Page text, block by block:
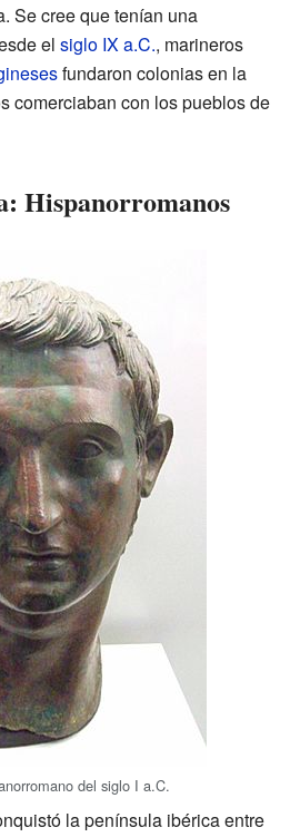
Se cree que tenían una
el siglo IX a.C., marineros
fundaron colonias en la
comerciaban con los pueblos de
Hispanorromanos
del siglo I a.C.
la península ibérica entre